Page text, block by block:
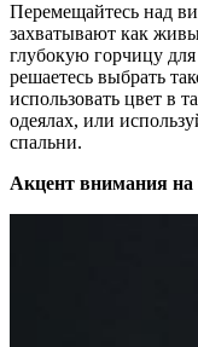
Перемещайтесь над
захватывают как
глубокую горчицу
решаетесь выбрать
использовать цвет в
одеялах, или
спальни.
Акцент внимания